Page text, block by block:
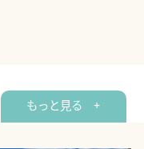
もっと見る +